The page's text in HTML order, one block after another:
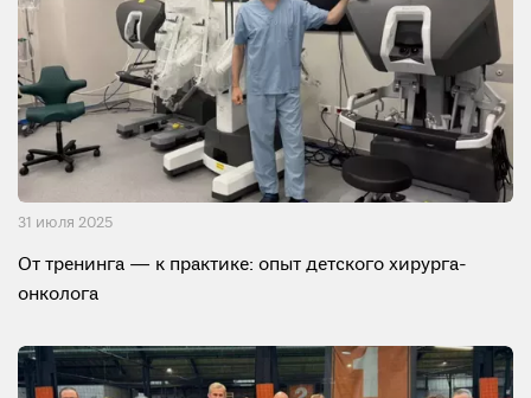
31 июля 2025
От тренинга — к практике: опыт детского хирурга-
онколога